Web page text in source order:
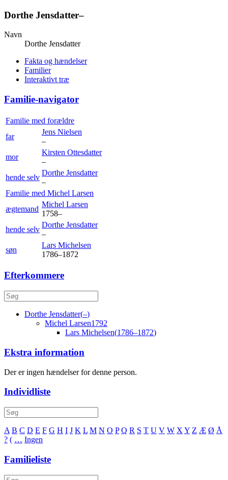
Dorthe Jensdatter–
Navn
Dorthe Jensdatter
Fakta og hændelser
Familier
Interaktivt træ
Familie-navigator
Familie med forældre
far
Jens Nielsen
–
mor
Kirsten Ottesdatter
–
hende selv
Dorthe Jensdatter
–
Familie med Michel Larsen
ægtemand
Michel Larsen
1758–
hende selv
Dorthe Jensdatter
–
søn
Lars Michelsen
1786–1872
Efterkommere
Dorthe Jensdatter(–)
Michel Larsen1792
Lars Michelsen(1786–1872)
Ekstra information
Der er ingen hændelser for denne person.
Individliste
A B C D E F G H I J K L M N O P Q R S T U V W X Y Z Æ Ø Å
? ( … Ingen
Familieliste